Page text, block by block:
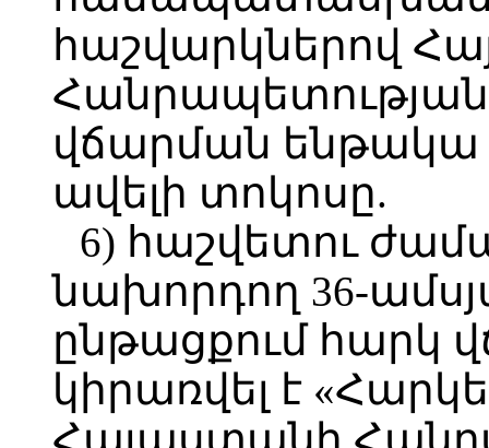
հաշվարկներով
վճարման ենթակա
ավելի տոկոսը.
6) հաշվետու
նախորդող 36-
ընթացքում հարկ
կիրառվել է